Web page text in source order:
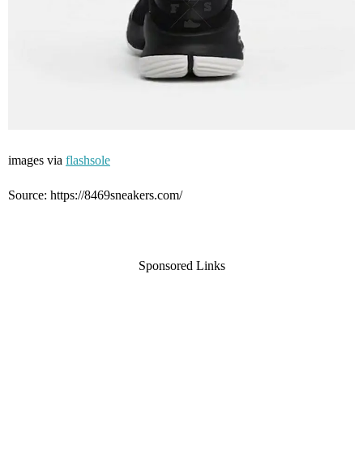
images via flashsole
Source: https://8469sneakers.com/
Sponsored Links